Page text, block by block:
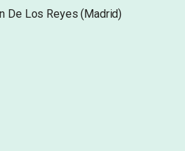
De Los Reyes (Madrid)